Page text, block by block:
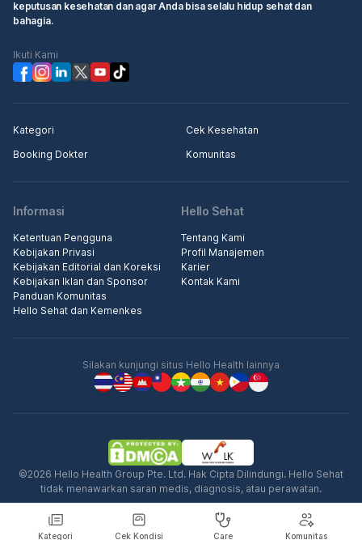
Kategori Cek Kondisi Care Komunitas
keputusan kesehatan dan agar Anda bisa selalu hidup sehat dan
bahagia.
Ikuti Kami
Kategori
Cek Kesehatan
Booking Dokter
Komunitas
Informasi
Ketentuan Pengguna
Kebijakan Privasi
Kebijakan Editorial dan Koreksi
Kebijakan Iklan dan Sponsor
Panduan Komunitas
Hello Sehat dan Kemenkes
Hello Sehat
Tentang Kami
Profil Manajemen
Karier
Kontak Kami
Silakan kunjungi situs Hello Health lainnya
©2026 Hello Health Group Pte. Ltd. Hak Cipta Dilindungi. Hello Sehat
tidak menawarkan saran medis, diagnosis, atau perawatan.